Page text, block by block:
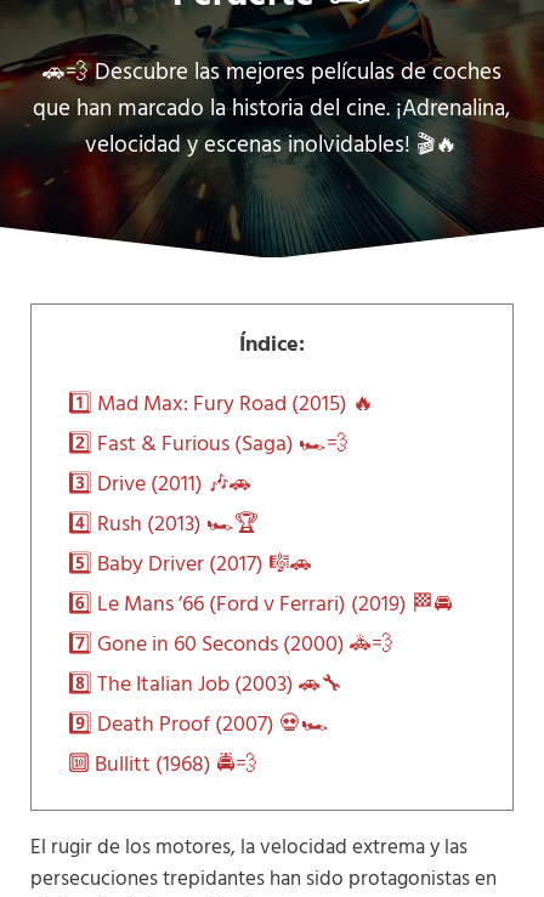
🚗💨 Descubre las mejores películas de coches
que han marcado la historia del cine. ¡Adrenalina,
velocidad y escenas inolvidables! 🎬🔥
Índice:
1️⃣ Mad Max: Fury Road (2015) 🔥
2️⃣ Fast & Furious (Saga) 🏎️💨
3️⃣ Drive (2011) 🎶🚗
4️⃣ Rush (2013) 🏎️🏆
5️⃣ Baby Driver (2017) 🎼🚗
6️⃣ Le Mans ’66 (Ford v Ferrari) (2019) 🏁🚘
7️⃣ Gone in 60 Seconds (2000) 🚓💨
8️⃣ The Italian Job (2003) 🚗🔧
9️⃣ Death Proof (2007) 💀🏎️
🔟 Bullitt (1968) 🚔💨
El rugir de los motores, la velocidad extrema y las
persecuciones trepidantes han sido protagonistas en